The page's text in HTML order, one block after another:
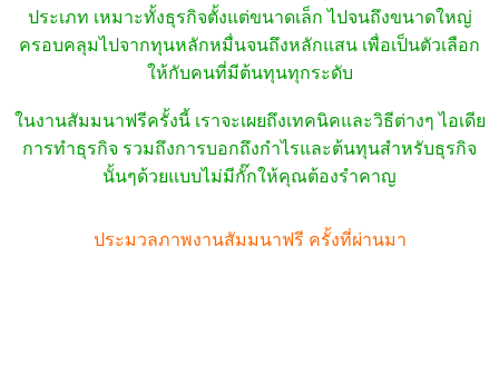
ประเภท เหมาะทั้งธุรกิจตั้งแต่ขนาดเล็ก ไปจนถึงขนาดใหญ่
ครอบคลุมไปจากทุนหลักหมื่นจนถึงหลักแสน เพื่อเป็นตัวเลือก
ให้กับคนที่มีต้นทุนทุกระดับ
ในงานสัมมนาฟรีครั้งนี้ เราจะเผยถึงเทคนิคและวิธีต่างๆ ไอเดีย
การทำธุรกิจ รวมถึงการบอกถึงกำไรและต้นทุนสำหรับธุรกิจ
นั้นๆด้วยแบบไม่มีกั๊กให้คุณต้องรำคาญ
ประมวลภาพงานสัมมนาฟรี ครั้งที่ผ่านมา